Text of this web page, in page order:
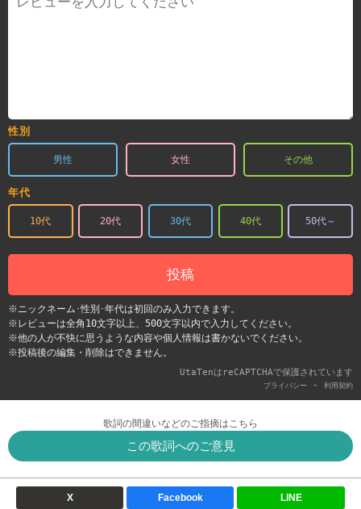
性別
男性 女性 その他
年代
10代 20代 30代 40代 50代～
投稿
※ニックネーム･性別･年代は初回のみ入力できます。
※レビューは全角10文字以上、500文字以内で入力してください。
※他の人が不快に思うような内容や個人情報は書かないでください。
※投稿後の編集・削除はできません。
UtaTenはreCAPTCHAで保護されています
プライバシー - 利用契約
歌詞の間違いなどのご指摘はこちら
この歌詞へのご意見
X Facebook LINE